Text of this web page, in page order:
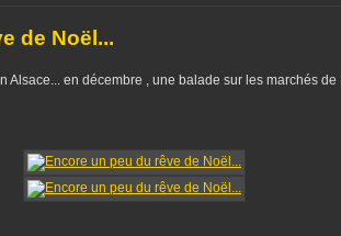
de Noël...
Alsace... en décembre , une balade sur les marchés